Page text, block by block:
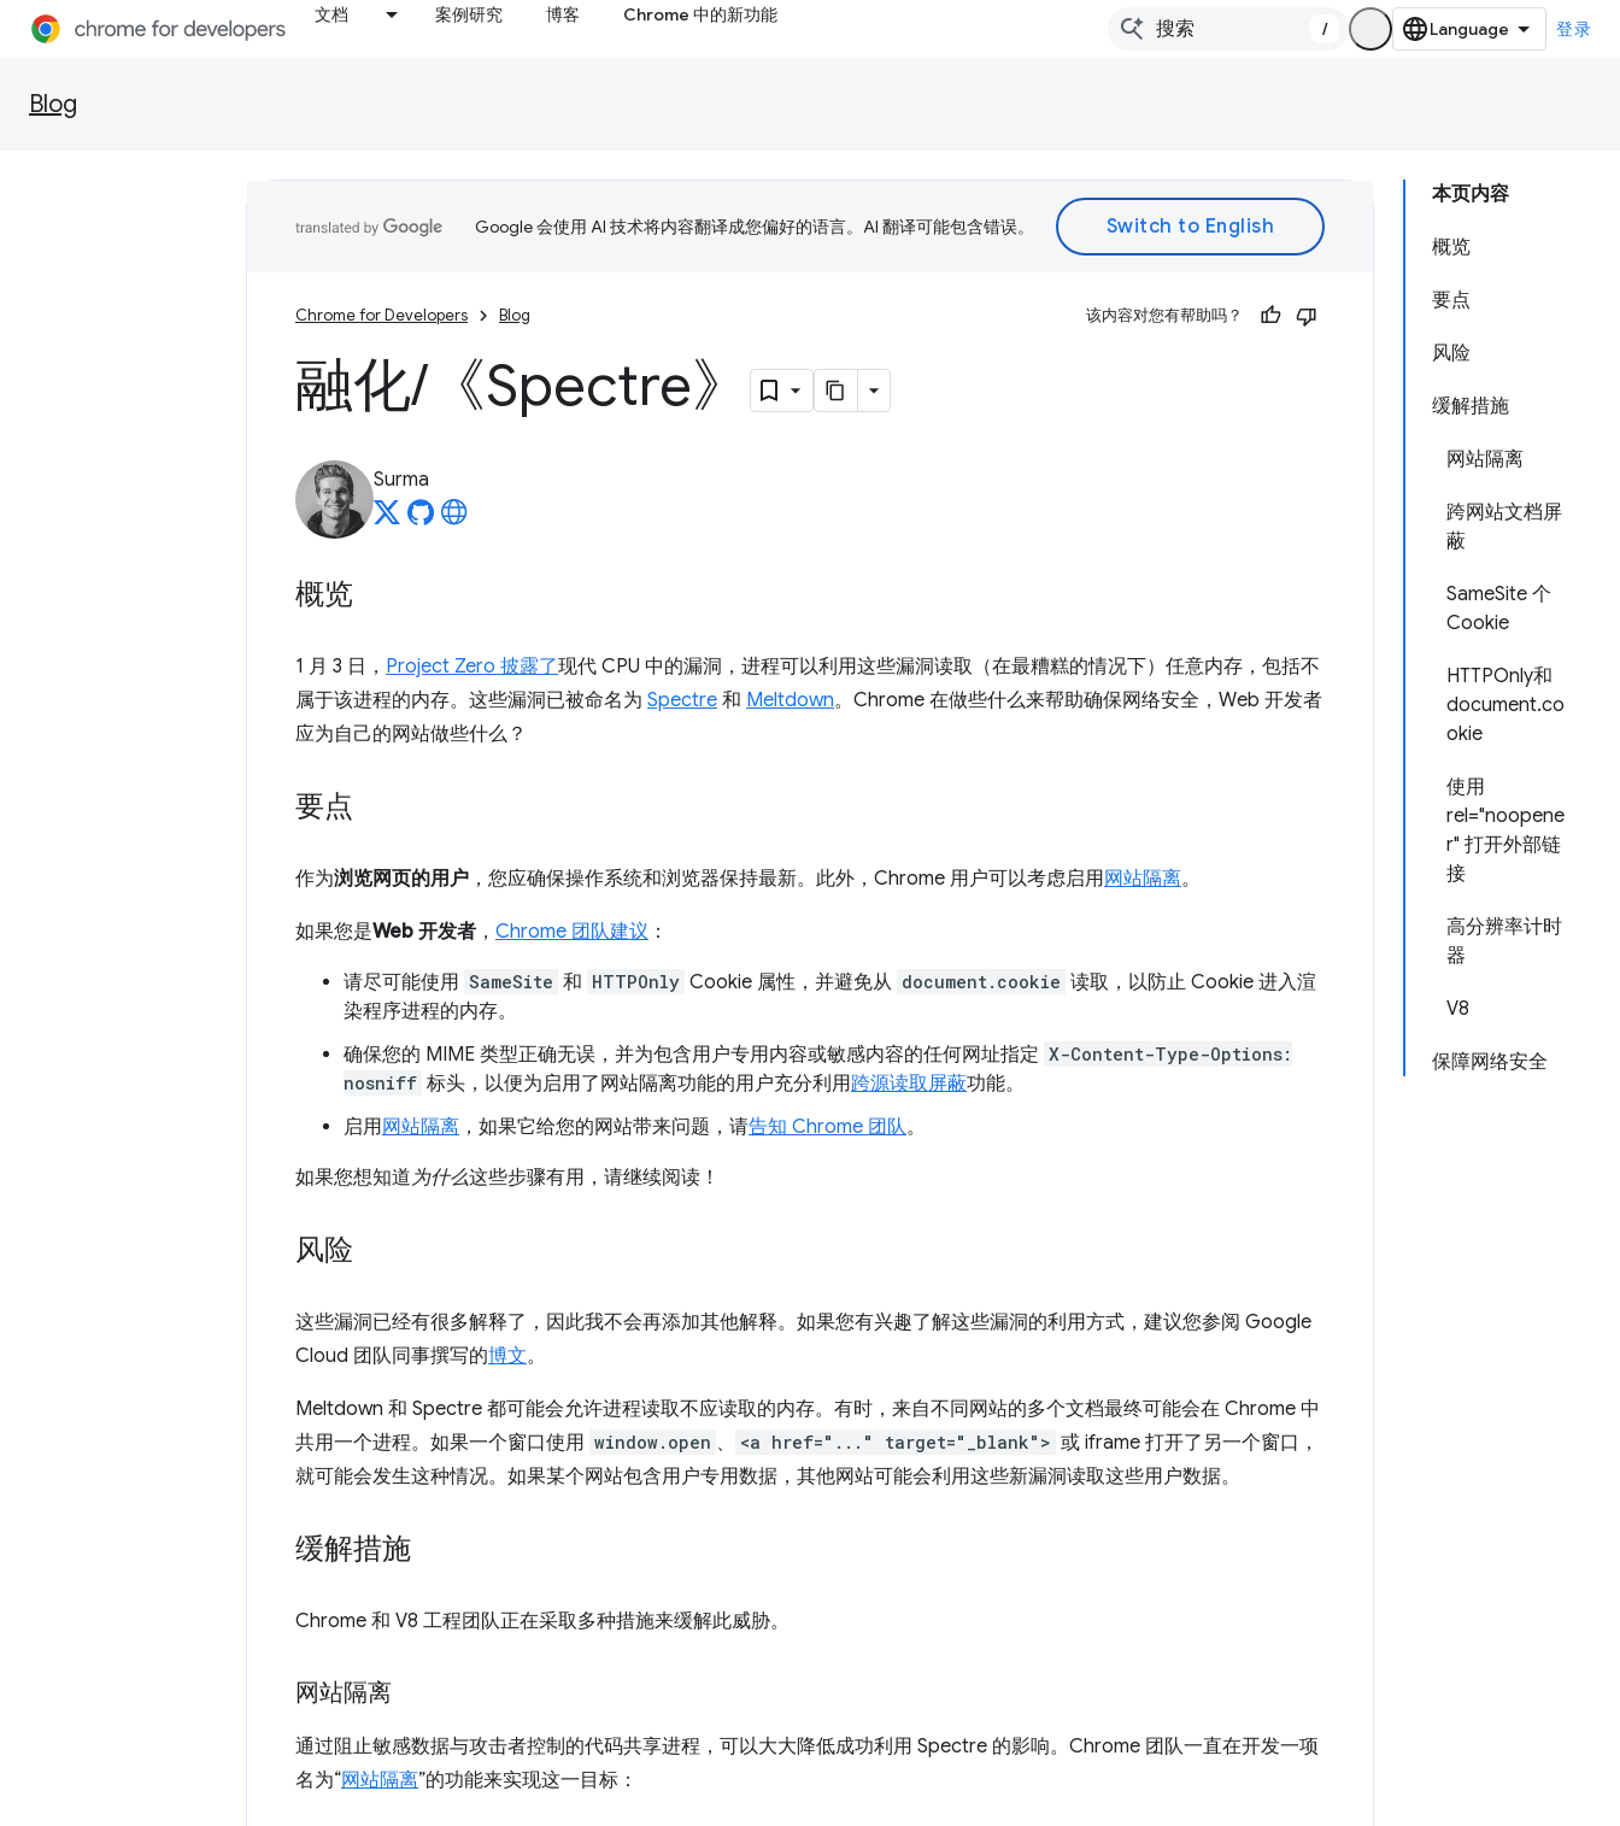
文档 案例研究 博客 Chrome 中的新功能
/ 登录
Blog
本页内容
概览
要点
风险
缓解措施
网站隔离
跨网站文档屏
蔽
SameSite 个
Cookie
HTTPOnly和
document.co
okie
使用
rel="noopene
r" 打开外部链
接
高分辨率计时
器
V8
保障网络安全
Google 会使用 AI 技术将内容翻译成您偏好的语言。AI 翻译可能包含错误。
Chrome for Developers Blog 该内容对您有帮助吗？
融化/《Spectre》
Surma
概览
1 月 3 日， Project Zero 披露了现代 CPU 中的漏洞，进程可以利用这些漏洞读取（在最糟糕的情况下）任意内存，包括不
属于该进程的内存。这些漏洞已被命名为 Spectre 和 Meltdown。Chrome 在做些什么来帮助确保网络安全，Web 开发者
应为自己的网站做些什么？
要点
作为浏览网页的用户 ，您应确保操作系统和浏览器保持最新。此外，Chrome 用户可以考虑启用网站隔离。
如果您是Web 开发者 ， Chrome 团队建议 ：
请尽可能使用 SameSite 和 HTTPOnly Cookie 属性，并避免从 document.cookie 读取，以防止 Cookie 进入渲
染程序进程的内存。
确保您的 MIME 类型正确无误，并为包含用户专用内容或敏感内容的任何网址指定 X-Content-Type-Options:
nosniff 标头，以便为启用了网站隔离功能的用户充分利用跨源读取屏蔽功能。
启用网站隔离 ，如果它给您的网站带来问题，请告知 Chrome 团队。
如果您想知道为什么这些步骤有用，请继续阅读！
风险
这些漏洞已经有很多解释了，因此我不会再添加其他解释。如果您有兴趣了解这些漏洞的利用方式，建议您参阅 Google
Cloud 团队同事撰写的博文。
Meltdown 和 Spectre 都可能会允许进程读取不应读取的内存。有时，来自不同网站的多个文档最终可能会在 Chrome 中
共用一个进程。如果一个窗口使用 window.open 、 <a href="..." target="_blank"> 或 iframe 打开了另一个窗口，
就可能会发生这种情况。如果某个网站包含用户专用数据，其他网站可能会利用这些新漏洞读取这些用户数据。
缓解措施
Chrome 和 V8 工程团队正在采取多种措施来缓解此威胁。
网站隔离
通过阻止敏感数据与攻击者控制的代码共享进程，可以大大降低成功利用 Spectre 的影响。Chrome 团队一直在开发一项
名为“网站隔离”的功能来实现这一目标：